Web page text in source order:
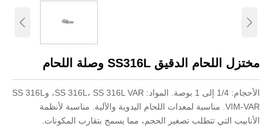
 
مختزل اللحام الدقيق SS316L وصلة اللحام
الأحجام: 1/4 إلى 1 بوصة. المواد: SS 316L، SS 316L VAR، وSS 316L
VIM-VAR. مناسبة لمعدات اللحام اليدوية والآلية. مناسبة لأنظمة
الأنابيب التي تتطلب تصغير الحجم، مما يسمح بتقارب المكونات.